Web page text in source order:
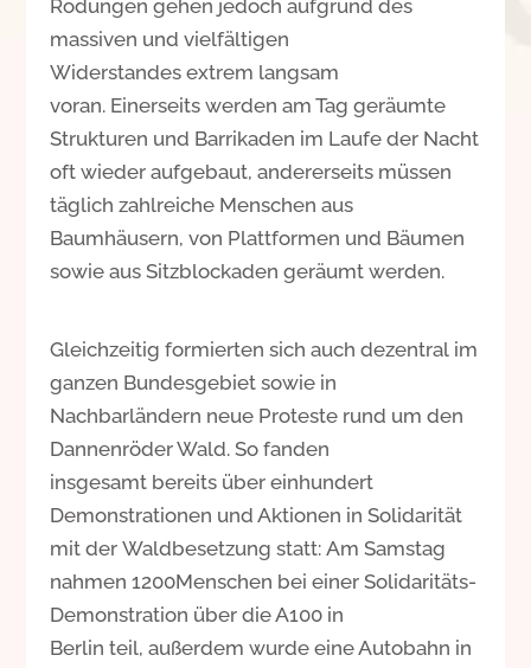
Rodungen gehen jedoch aufgrund des
massiven und vielfältigen
Widerstandes extrem langsam
voran. Einerseits werden am Tag geräumte
Strukturen und Barrikaden im Laufe der Nacht
oft wieder aufgebaut, andererseits müssen
täglich zahlreiche Menschen aus
Baumhäusern, von Plattformen und Bäumen
sowie aus Sitzblockaden geräumt werden.
Gleichzeitig formierten sich auch dezentral im
ganzen Bundesgebiet sowie in
Nachbarländern neue Proteste rund um den
Dannenröder Wald. So fanden
insgesamt bereits über einhundert
Demonstrationen und Aktionen in Solidarität
mit der Waldbesetzung statt: Am Samstag
nahmen 1200Menschen bei einer Solidaritäts-
Demonstration über die A100 in
Berlin teil, außerdem wurde eine Autobahn in